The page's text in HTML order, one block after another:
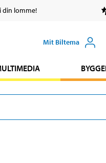
din lomme!
Mit Biltema